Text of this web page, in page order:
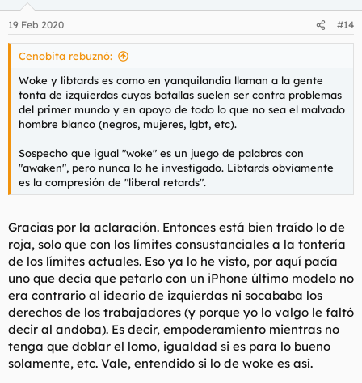
19 Feb 2020 #14
Cenobita rebuznó:
Woke y libtards es como en yanquilandia llaman a la gente
tonta de izquierdas cuyas batallas suelen ser contra problemas
del primer mundo y en apoyo de todo lo que no sea el malvado
hombre blanco (negros, mujeres, lgbt, etc).
Sospecho que igual "woke" es un juego de palabras con
"awaken", pero nunca lo he investigado. Libtards obviamente
es la compresión de "liberal retards".
Gracias por la aclaración. Entonces está bien traído lo de
roja, solo que con los límites consustanciales a la tontería
de los límites actuales. Eso ya lo he visto, por aquí pacía
uno que decía que petarlo con un iPhone último modelo no
era contrario al ideario de izquierdas ni socababa los
derechos de los trabajadores (y porque yo lo valgo le faltó
decir al andoba). Es decir, empoderamiento mientras no
tenga que doblar el lomo, igualdad si es para lo bueno
solamente, etc. Vale, entendido si lo de woke es así.